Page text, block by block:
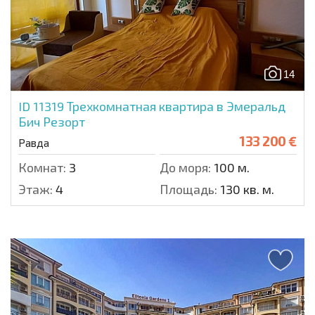
14
ID 11319 Трехкомнатная квартира в Эмеральд
Бич Резорт
Равда 133 200 €
Комнат: 3 До моря: 100 м.
Этаж: 4 Площадь: 130 кв. м.